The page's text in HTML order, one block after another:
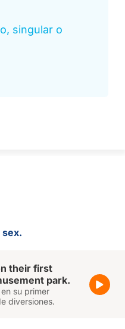
singular o
their first
park.
su primer
diversiones.